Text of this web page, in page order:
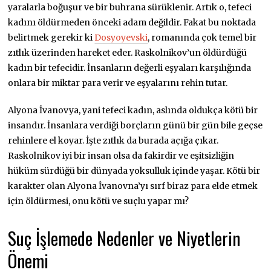
yaralarla boğuşur ve bir buhrana sürüklenir. Artık o, tefeci
kadını öldürmeden önceki adam değildir. Fakat bu noktada
belirtmek gerekir ki Dosyoyevski, romanında çok temel bir
zıtlık üzerinden hareket eder. Raskolnikov’un öldürdüğü
kadın bir tefecidir. İnsanların değerli eşyaları karşılığında
onlara bir miktar para verir ve eşyalarını rehin tutar.
Alyona İvanovya, yani tefeci kadın, aslında oldukça kötü bir
insandır. İnsanlara verdiği borçların günü bir gün bile geçse
rehinlere el koyar. İşte zıtlık da burada açığa çıkar.
Raskolnikov iyi bir insan olsa da fakirdir ve eşitsizliğin
hüküm sürdüğü bir dünyada yoksulluk içinde yaşar. Kötü bir
karakter olan Alyona İvanovna’yı sırf biraz para elde etmek
için öldürmesi, onu kötü ve suçlu yapar mı?
Suç İşlemede Nedenler ve Niyetlerin
Önemi